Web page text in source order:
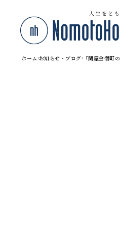
ホーム お知らせ・ブログ 「関屋金衛町